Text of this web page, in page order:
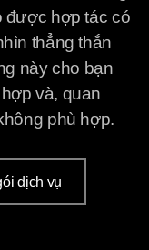
được hợp tác có
thẳng thắn
này cho bạn
và, quan
phù hợp.
dịch vụ